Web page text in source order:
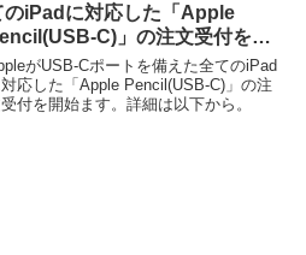
のiPadに対応した「Apple
C)」の注文受付を開
。がUSB-Cポートを備えた全てのiPad
応した「Apple Pencil(USB-C)」の注
付を開始ます。詳細は以下から。